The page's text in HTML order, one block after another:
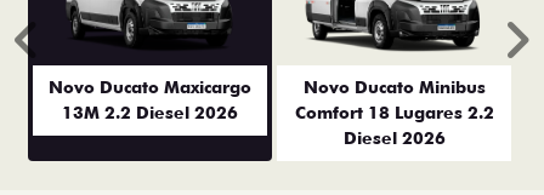
Novo Ducato Maxicargo
13M 2.2 Diesel 2026
Novo Ducato Minibus
Comfort 18 Lugares 2.2
Diesel 2026
Anterior